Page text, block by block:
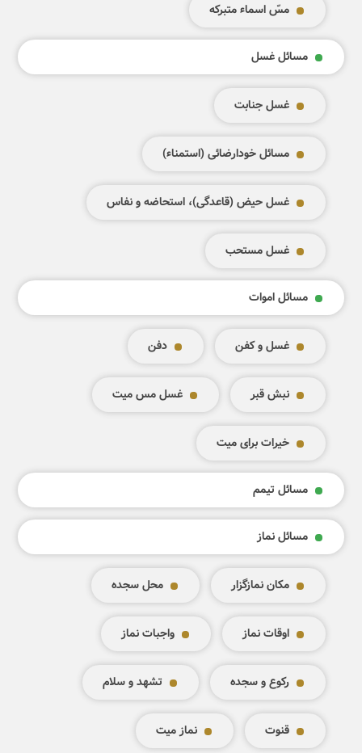
مسّ اسماء متبرکه
مسائل غسل
غسل جنابت
مسائل خودارضائی (استمناء)
غسل حیض (قاعدگی)، استحاضه و نفاس
غسل مستحب
مسائل اموات
غسل و کفن دفن
نبش قبر غسل مس میت
خیرات برای میت
مسائل تیمم
مسائل نماز
مکان نمازگزار محل سجده
اوقات نماز واجبات نماز
رکوع و سجده تشهد و سلام
قنوت نماز میت